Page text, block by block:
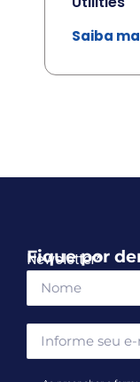
Saiba
Fique por
Newsletter*